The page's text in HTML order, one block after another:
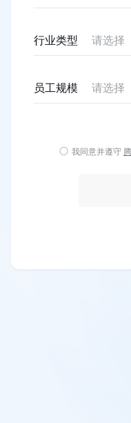
行业类型 请选择
员工规模 请选择
我同意并遵守